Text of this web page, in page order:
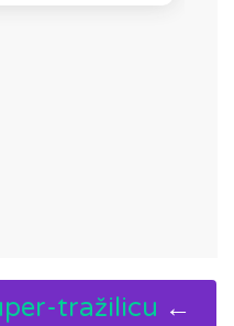
tražilicu ←